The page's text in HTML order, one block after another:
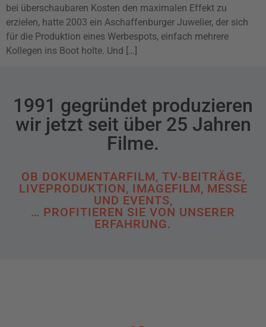
bei überschaubaren Kosten den maximalen Effekt zu
erzielen, hatte 2003 ein Aschaffenburger Juwelier, der sich
für die Produktion eines Werbespots, einfach mehrere
Kollegen ins Boot holte. Und […]
1991 gegründet produzieren
wir jetzt seit über 25 Jahren
Filme.
OB DOKUMENTARFILM, TV-BEITRÄGE,
LIVEPRODUKTION, IMAGEFILM, MESSE
UND EVENTS,
… PROFITIEREN SIE VON UNSERER
ERFAHRUNG.